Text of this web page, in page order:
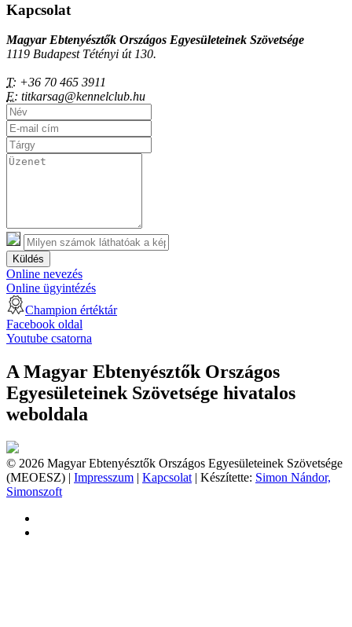
Kapcsolat
Magyar Ebtenyésztők Országos Egyesületeinek Szövetsége
1119 Budapest Tétényi út 130.
T: +36 70 465 3911
E: titkarsag@kennelclub.hu
Küldés
Online nevezés
Online ügyintézés
Champion értéktár
Facebook oldal
Youtube csatorna
A Magyar Ebtenyésztők Országos
Egyesületeinek Szövetsége hivatalos
weboldala
© 2026 Magyar Ebtenyésztők Országos Egyesületeinek Szövetsége
(MEOESZ) | Impresszum | Kapcsolat | Készítette: Simon Nándor,
Simonszoft